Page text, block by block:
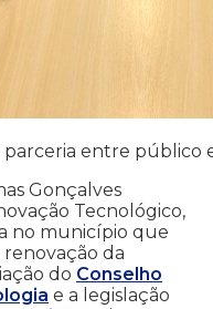
entre público
Gonçalves
Tecnológico,
no município que
renovação da
do Conselho
e a legislação